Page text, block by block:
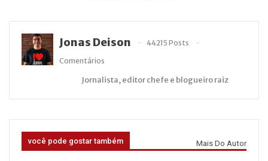
Jonas Deison
44215 Posts
Comentários
Jornalista, editor chefe e blogueiro raiz
você pode gostar também Mais Do Autor